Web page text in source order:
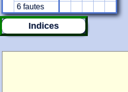
6 fautes
Indices